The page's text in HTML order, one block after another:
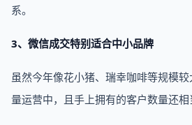
系。
3、微信成交特别适合中小品牌
虽然今年像花小猪、瑞幸咖啡等规模
量运营中，且手上拥有的客户数量还相